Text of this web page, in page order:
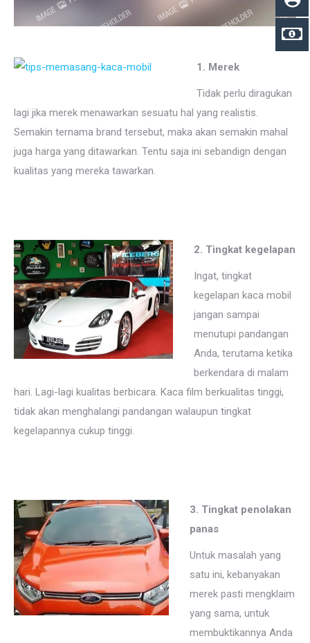
1. Merek
Tidak perlu diragukan
lagi jika merek menawarkan sesuatu hal yang realistis.
Semakin ternama brand tersebut, maka akan semakin mahal
juga harga yang ditawarkan. Tentu saja ini sebandign dengan
kualitas yang mereka tawarkan.
2. Tingkat kegelapan
Ingat, tingkat
kegelapan kaca mobil
jangan sampai
menutupi pandangan
Anda, terutama ketika
berkendara di malam
hari. Lagi-lagi kualitas berbicara. Kaca film berkualitas tinggi,
tidak akan menghalangi pandangan walaupun tingkat
kegelapannya cukup tinggi.
3. Tingkat penolakan
panas
Untuk masalah yang
satu ini, kebanyakan
merek pasti mengklaim
yang sama, untuk
membuktikannya Anda